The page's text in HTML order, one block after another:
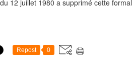
12 juillet 1980 a supprimé cette
Repost 0